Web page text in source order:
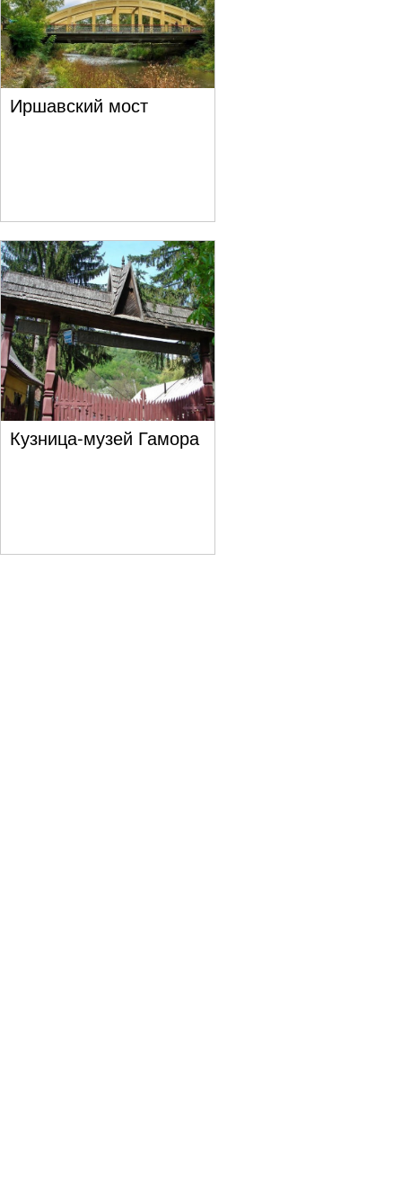
Иршавский мост
Кузница-музей Гамора